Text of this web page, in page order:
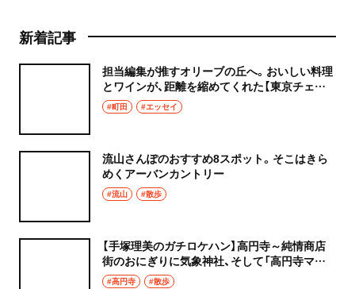
新着記事
担当編集が推すオリーブの丘へ。おいしい料理
とワインが、距離を縮めてくれた【東京チェン
飯diary】
#町田 #エッセイ
流山さんぽのおすすめ8スポット。そこはきら
めくアーバンカントリー
#流山 #散歩
【手塚理美のガチロケハン】高円寺～純情商店
街のおにぎりに気象神社、そして「高円寺マシ
タ」へ！
#高円寺 #散歩